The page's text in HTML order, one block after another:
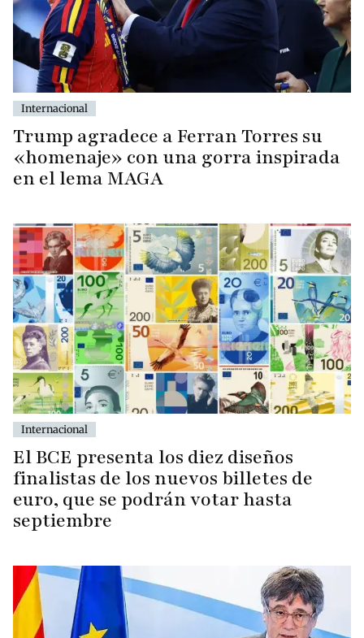
Internacional
Trump agradece a Ferran Torres su
«homenaje» con una gorra inspirada
en el lema MAGA
Internacional
El BCE presenta los diez diseños
finalistas de los nuevos billetes de
euro, que se podrán votar hasta
septiembre